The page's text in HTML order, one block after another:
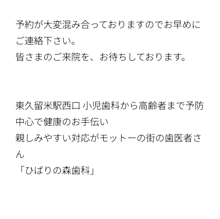
予約が大変混み合っておりますのでお早めに
ご連絡下さい。
皆さまのご来院を、お待ちしております。
東久留米駅西口 小児歯科から高齢者まで予防
中心で健康のお手伝い
親しみやすい対応がモットーの街の歯医者さ
ん
「ひばりの森歯科」